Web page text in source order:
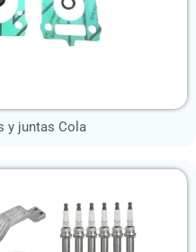
y juntas Cola